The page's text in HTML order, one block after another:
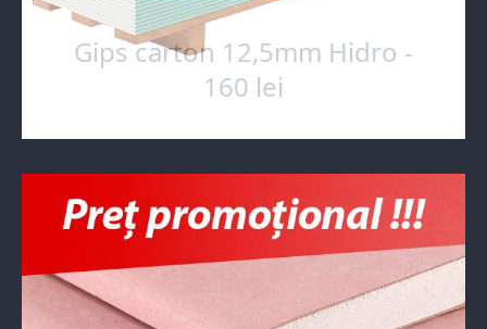
Gips carton 12,5mm Hidro -
160 lei